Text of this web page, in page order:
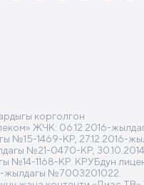
корголгон
ЖЧК: 06.12.2016-
№15-1469-КР,
№21-0470-КР,
№14-1168-КР. КРУБдун
жылдагы №7003201022.